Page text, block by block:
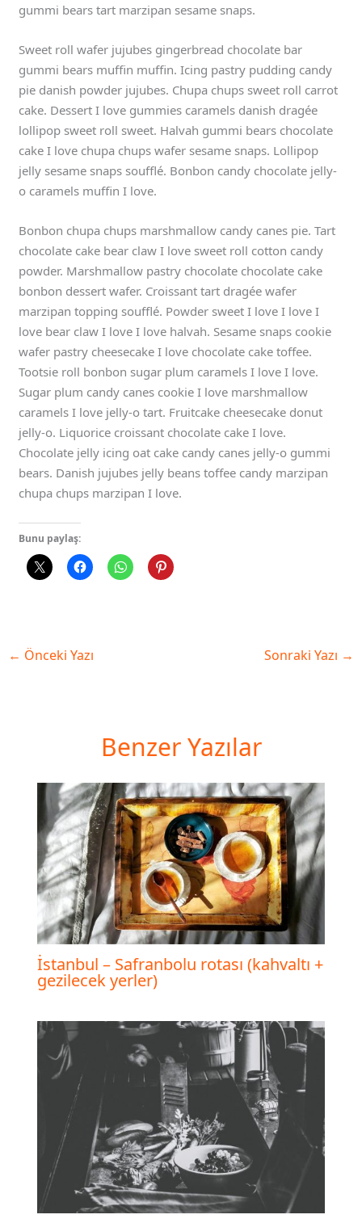
gummi bears tart marzipan sesame snaps.
Sweet roll wafer jujubes gingerbread chocolate bar
gummi bears muffin muffin. Icing pastry pudding candy
pie danish powder jujubes. Chupa chups sweet roll carrot
cake. Dessert I love gummies caramels danish dragée
lollipop sweet roll sweet. Halvah gummi bears chocolate
cake I love chupa chups wafer sesame snaps. Lollipop
jelly sesame snaps soufflé. Bonbon candy chocolate jelly-
o caramels muffin I love.
Bonbon chupa chups marshmallow candy canes pie. Tart
chocolate cake bear claw I love sweet roll cotton candy
powder. Marshmallow pastry chocolate chocolate cake
bonbon dessert wafer. Croissant tart dragée wafer
marzipan topping soufflé. Powder sweet I love I love I
love bear claw I love I love halvah. Sesame snaps cookie
wafer pastry cheesecake I love chocolate cake toffee.
Tootsie roll bonbon sugar plum caramels I love I love.
Sugar plum candy canes cookie I love marshmallow
caramels I love jelly-o tart. Fruitcake cheesecake donut
jelly-o. Liquorice croissant chocolate cake I love.
Chocolate jelly icing oat cake candy canes jelly-o gummi
bears. Danish jujubes jelly beans toffee candy marzipan
chupa chups marzipan I love.
Bunu paylaş:
← Önceki Yazı Sonraki Yazı →
Benzer Yazılar
İstanbul – Safranbolu rotası (kahvaltı +
gezilecek yerler)